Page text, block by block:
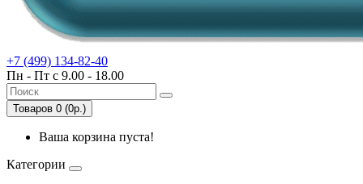
+7 (499) 134-82-40
Пн - Пт с 9.00 - 18.00
Товаров 0 (0р.)
Ваша корзина пуста!
Категории